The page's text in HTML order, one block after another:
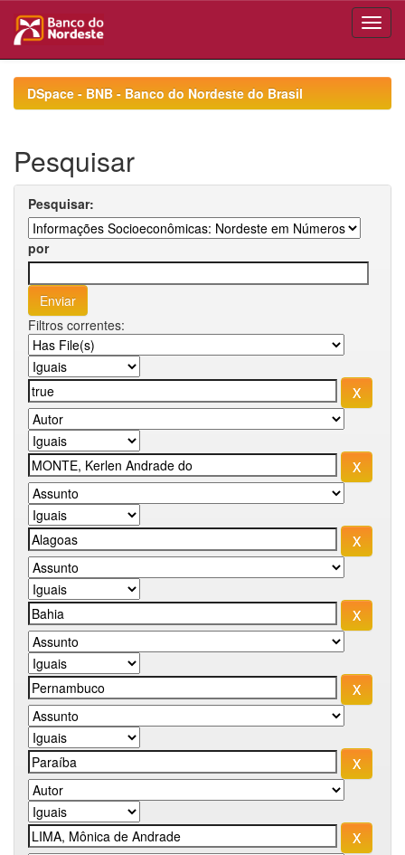
navigationDSpace - BNB - Banco do Nordeste do Brasil
Pesquisar
Pesquisar:
por
Filtros correntes: